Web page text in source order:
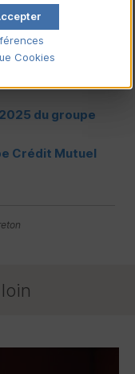
qui résume la
et c’est
solidité de
du groupe
Crédit Mutuel
Cookies